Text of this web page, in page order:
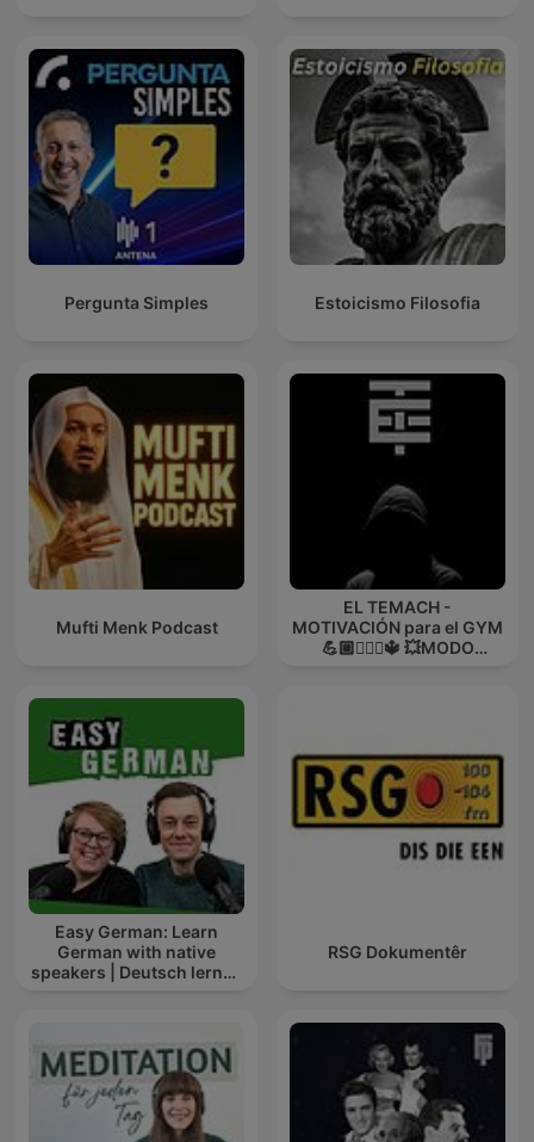
Pergunta Simples Estoicismo Filosofia
Mufti Menk Podcast
EL TEMACH -
MOTIVACIÓN para el GYM
💪🏼🏋🏻‍♀🔱 💥MODO
Easy German: Learn
German with native
speakers | Deutsch lernen
RSG Dokumentêr